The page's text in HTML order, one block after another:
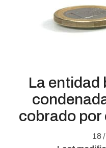
La entidad
cobrado por
18